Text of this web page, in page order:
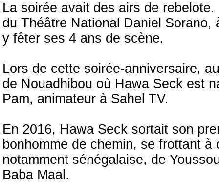
La soirée avait des airs de
du Théâtre National Daniel
y fêter ses 4 ans de scène.
Lors de cette soirée-anniversaire,
de Nouadhibou où Hawa Seck est
Pam, animateur à Sahel TV.
En 2016, Hawa Seck sortait son
bonhomme de chemin, se frottant
notamment sénégalaise, de
Baba Maal.